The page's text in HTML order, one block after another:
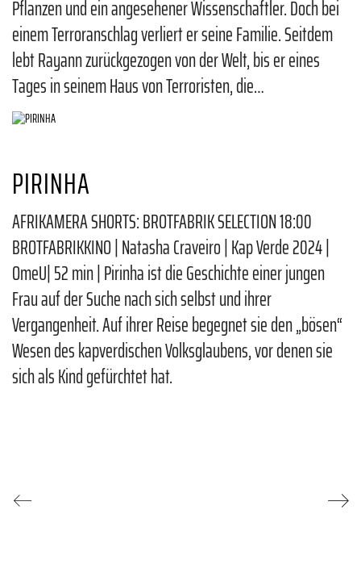
Pflanzen und ein angesehener Wissenschaftler. Doch bei
einem Terroranschlag verliert er seine Familie. Seitdem
lebt Rayann zurückgezogen von der Welt, bis er eines
Tages in seinem Haus von Terroristen, die…
PIRINHA
AFRIKAMERA SHORTS: BROTFABRIK SELECTION 18:00
BROTFABRIKKINO | Natasha Craveiro | Kap Verde 2024 |
OmeU| 52 min | Pirinha ist die Geschichte einer jungen
Frau auf der Suche nach sich selbst und ihrer
Vergangenheit. Auf ihrer Reise begegnet sie den „bösen“
Wesen des kapverdischen Volksglaubens, vor denen sie
sich als Kind gefürchtet hat.